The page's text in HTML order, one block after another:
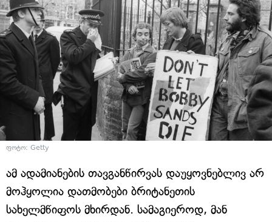
ფოტო: Getty
ამ ადამიანების თავგანწირვას დაუყოვნებლივ არ
მოჰყოლია დათმობები ბრიტანეთის
სახელმწიფოს მხირდან. სამაგიეროდ, მან